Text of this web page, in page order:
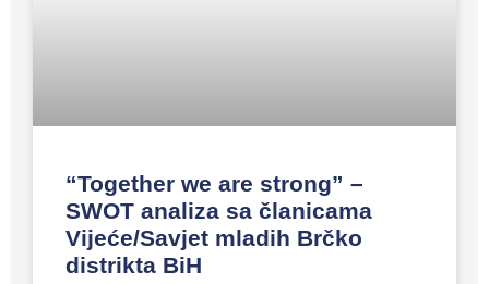
“Together we are strong” –
SWOT analiza sa članicama
Vijeće/Savjet mladih Brčko
distrikta BiH